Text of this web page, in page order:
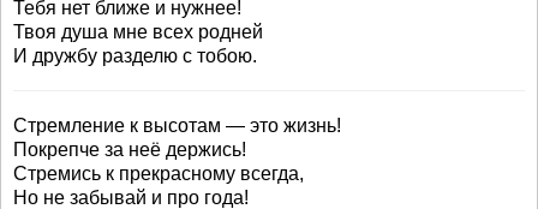
Тебя нет ближе и нужнее!
Твоя душа мне всех родней
И дружбу разделю с тобою.
Стремление к высотам — это жизнь!
Покрепче за неё держись!
Стремись к прекрасному всегда,
Но не забывай и про года!